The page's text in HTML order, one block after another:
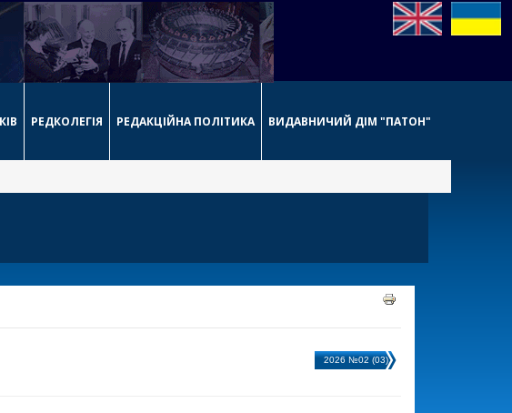
РЕДКОЛЕГІЯ РЕДАКЦІЙНА ПОЛІТИКА ВИДАВНИЧИЙ ДІМ "ПАТОН"
2026 №02 (03)